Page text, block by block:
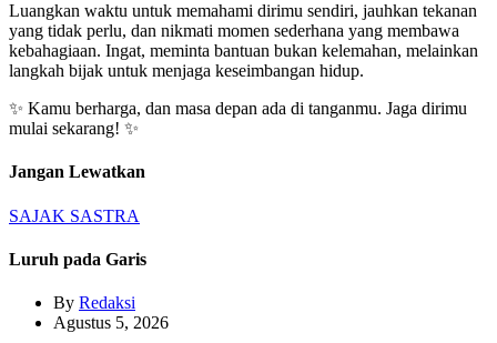
Luangkan waktu untuk memahami dirimu sendiri, jauhkan tekanan
yang tidak perlu, dan nikmati momen sederhana yang membawa
kebahagiaan. Ingat, meminta bantuan bukan kelemahan, melainkan
langkah bijak untuk menjaga keseimbangan hidup.
✨ Kamu berharga, dan masa depan ada di tanganmu. Jaga dirimu
mulai sekarang! ✨
Jangan Lewatkan
SAJAK SASTRA
Luruh pada Garis
By Redaksi
Agustus 5, 2026